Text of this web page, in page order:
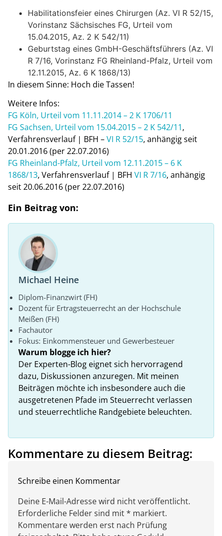
Habilitationsfeier eines Chirurgen (Az. VI R 52/15,
Vorinstanz Sächsisches FG, Urteil vom
15.04.2015, Az. 2 K 542/11)
Geburtstag eines GmbH-Geschäftsführers (Az. VI
R 7/16, Vorinstanz FG Rheinland-Pfalz, Urteil vom
12.11.2015, Az. 6 K 1868/13)
In diesem Sinne: Hoch die Tassen!
Weitere Infos:
FG Köln, Urteil vom 11.11.2014 – 2 K 1706/11
FG Sachsen, Urteil vom 15.04.2015 – 2 K 542/11,
Verfahrensverlauf | BFH –VI R 52/15, anhängig seit
20.01.2016 (per 22.07.2016)
FG Rheinland-Pfalz, Urteil vom 12.11.2015 – 6 K
1868/13, Verfahrensverlauf | BFH VI R 7/16, anhängig
seit 20.06.2016 (per 22.07.2016)
Ein Beitrag von:
Michael Heine
Diplom-Finanzwirt (FH)
Dozent für Ertragsteuerrecht an der Hochschule
Meißen (FH)
Fachautor
Fokus: Einkommensteuer und Gewerbesteuer
Warum blogge ich hier?
Der Experten-Blog eignet sich hervorragend
dazu, Diskussionen anzuregen. Mit meinen
Beiträgen möchte ich insbesondere auch die
ausgetretenen Pfade im Steuerrecht verlassen
und steuerrechtliche Randgebiete beleuchten.
Kommentare zu diesem Beitrag:
Schreibe einen Kommentar
Deine E-Mail-Adresse wird nicht veröffentlicht.
Erforderliche Felder sind mit * markiert.
Kommentare werden erst nach Prüfung